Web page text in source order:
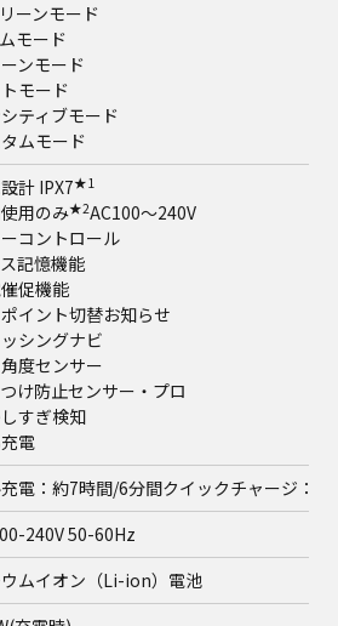
ーンモード
モード
ンモード
モード
ティブモード
ムモード
計 IPX7★1
用のみ★2AC100～240V
コントロール
記憶機能
促機能
イント切替お知らせ
シングナビ
度センサー
け防止センサー・プロ
すぎ検知
電
電：約7時間/6分間クイックチャージ：約
240V 50-60Hz
ウムイオン（Li-ion）電池